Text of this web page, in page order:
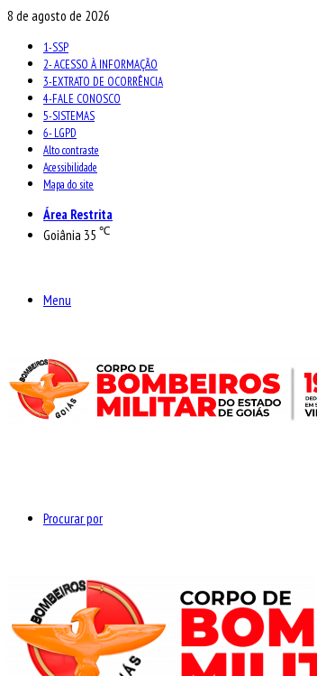
8 de agosto de 2026
1-SSP
2- ACESSO À INFORMAÇÃO
3-EXTRATO DE OCORRÊNCIA
4-FALE CONOSCO
5-SISTEMAS
6- LGPD
Alto contraste
Acessibilidade
Mapa do site
Área Restrita
Goiânia 35 ℃
Menu
Procurar por